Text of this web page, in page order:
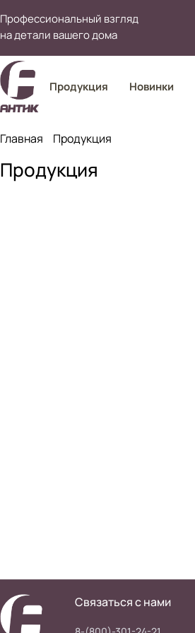
Профессиональный взгляд
на детали вашего дома
Продукция Новинки
Главная Продукция
Продукция
Дверная фурнитура
Связаться с нами